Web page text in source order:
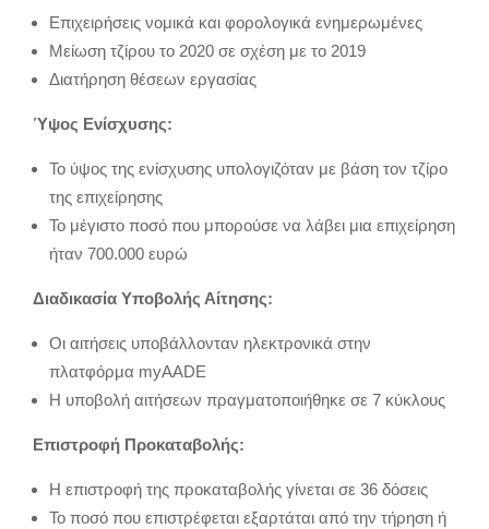
Επιχειρήσεις νομικά και φορολογικά ενημερωμένες
Μείωση τζίρου το 2020 σε σχέση με το 2019
Διατήρηση θέσεων εργασίας
Ύψος Ενίσχυσης:
Το ύψος της ενίσχυσης υπολογιζόταν με βάση τον τζίρο
της επιχείρησης
Το μέγιστο ποσό που μπορούσε να λάβει μια επιχείρηση
ήταν 700.000 ευρώ
Διαδικασία Υποβολής Αίτησης:
Οι αιτήσεις υποβάλλονταν ηλεκτρονικά στην
πλατφόρμα myAADE
Η υποβολή αιτήσεων πραγματοποιήθηκε σε 7 κύκλους
Επιστροφή Προκαταβολής:
Η επιστροφή της προκαταβολής γίνεται σε 36 δόσεις
Το ποσό που επιστρέφεται εξαρτάται από την τήρηση ή